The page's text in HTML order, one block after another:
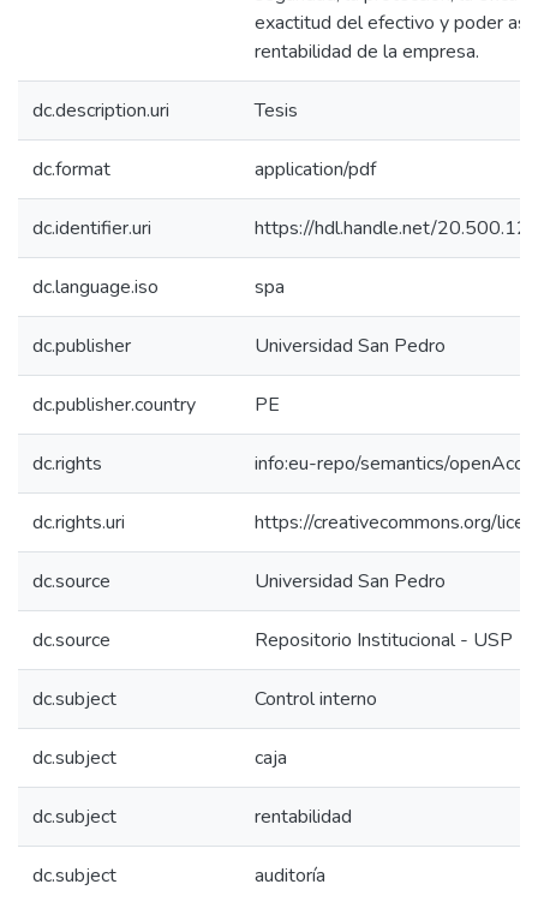
exactitud del efectivo y poder
rentabilidad de la empresa.
dc.description.uri Tesis
dc.format application/pdf
dc.identifier.uri https://hdl.handle.net/
dc.language.iso spa
dc.publisher Universidad San Pedro
dc.publisher.country PE
dc.rights info:eu-repo/semantics/
dc.rights.uri https://creativecommons.org/
dc.source Universidad San Pedro
dc.source Repositorio Institucional - USP
dc.subject Control interno
dc.subject caja
dc.subject rentabilidad
dc.subject auditoría